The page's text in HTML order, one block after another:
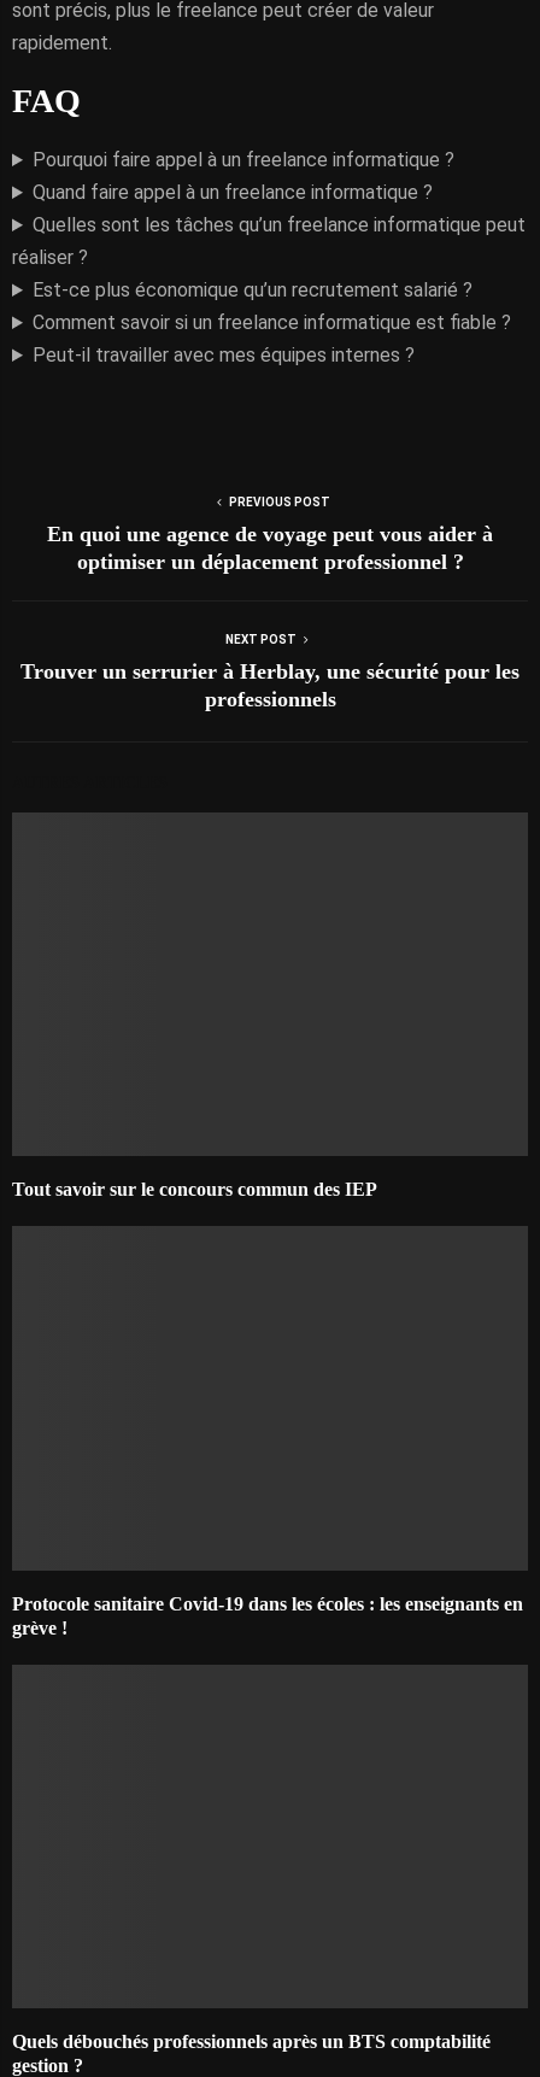
sont précis, plus le freelance peut créer de valeur
rapidement.
FAQ
Pourquoi faire appel à un freelance informatique ?
Quand faire appel à un freelance informatique ?
Quelles sont les tâches qu’un freelance informatique peut
réaliser ?
Est-ce plus économique qu’un recrutement salarié ?
Comment savoir si un freelance informatique est fiable ?
Peut-il travailler avec mes équipes internes ?
PREVIOUS POST
En quoi une agence de voyage peut vous aider à
optimiser un déplacement professionnel ?
NEXT POST
Trouver un serrurier à Herblay, une sécurité pour les
professionnels
Tout savoir sur le concours commun des IEP
Protocole sanitaire Covid-19 dans les écoles : les enseignants en
grève !
Quels débouchés professionnels après un BTS comptabilité
gestion ?